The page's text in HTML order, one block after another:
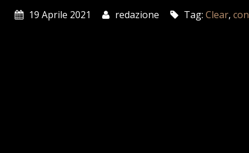
19 Aprile 2021 redazione Tag:Clear,con